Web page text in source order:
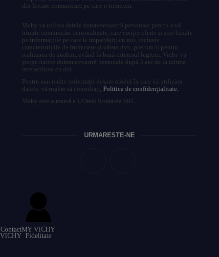
din fiecare comunicare pe care o trimitem.
Vichy va utiliza datele dumneavoastră personale pentru a vă
trimite comunicări personalizate, care conțin oferte și știri bazate
pe informațiile pe care le împartășiți cu noi, inclusiv
caracteristicile de frumusețe și vârsta dvs., precum și pentru
realizarea de analize, având la bază interesul legitim. Vichy va
șterge datele dumneavoastră personale după 3 ani de la ultima
interacțiune cu noi.
Pentru mai multe informații despre modul în care vă utilizăm
datele, vă rugăm să consultați Politica de confidențialitate.
Vichy este o marcă a L'Oreal România SRL.
URMĂREȘTE-NE
Contact
VICHY
MY VICHY
Fidelitate